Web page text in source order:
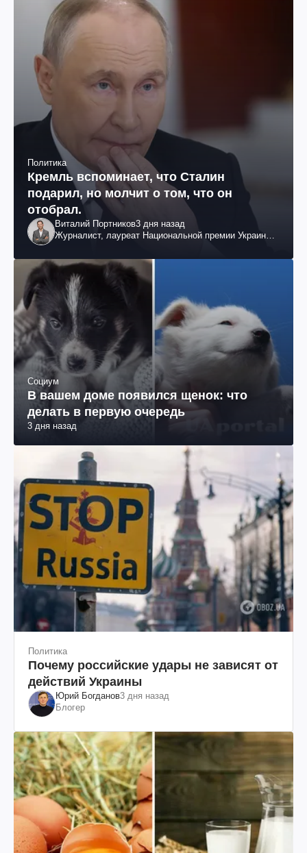
Политика
Кремль вспоминает, что Сталин
подарил, но молчит о том, что он
отобрал.
Виталий Портников3 дня назад
Журналист, лауреат Национальной премии Украины
Социум
В вашем доме появился щенок: что
делать в первую очередь
3 дня назад
Политика
Почему российские удары не зависят от
действий Украины
Юрий Богданов3 дня назад
Блогер